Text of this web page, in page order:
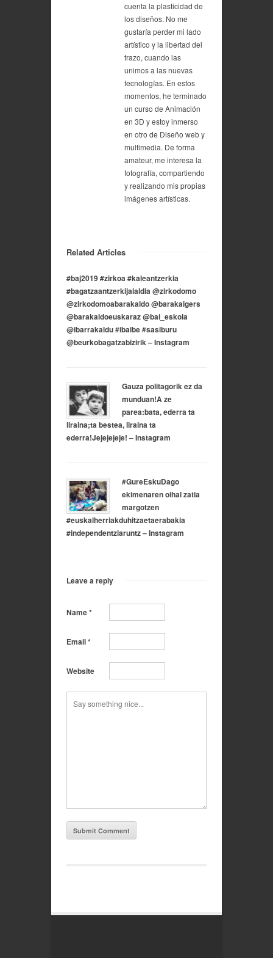
cuenta la plasticidad de
los diseños. No me
gustaría perder mi lado
artístico y la libertad del
trazo, cuando las
unimos a las nuevas
tecnologías. En estos
momentos, he terminado
un curso de Animación
en 3D y estoy inmerso
en otro de Diseño web y
multimedia. De forma
amateur, me interesa la
fotografía, compartiendo
y realizando mis propias
imágenes artísticas.
Related Articles
#baj2019 #zirkoa #kaleantzerkia
#bagatzaantzerkijaialdia @zirkodomo
@zirkodomoabarakaldo @barakaigers
@barakaldoeuskaraz @bai_eskola
@ibarrakaldu #ibaibe #sasiburu
@beurkobagatzabizirik – Instagram
Gauza politagorik ez da
munduan!A ze
parea:bata, ederra ta
liraina;ta bestea, liraina ta
ederra!Jejejejeje! – Instagram
#GureEskuDago
ekimenaren oihal zatia
margotzen
#euskalherriakduhitzaetaerabakia
#independentziaruntz – Instagram
Leave a reply
Name*
Email*
Website